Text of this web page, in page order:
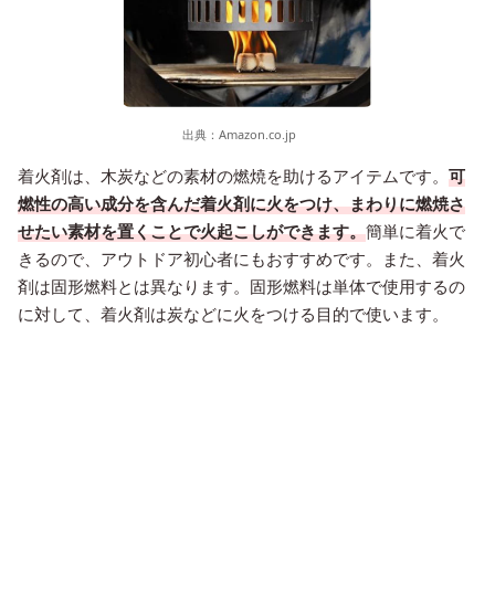
出典： Amazon.co.jp
着火剤は、木炭などの素材の燃焼を助けるアイテムです。 可
燃性の高い成分を含んだ着火剤に火をつけ、まわりに燃焼さ
せたい素材を置くことで火起こしができます。簡単に着火で
きるので、アウトドア初心者にもおすすめです。また、着火
剤は固形燃料とは異なります。固形燃料は単体で使用するの
に対して、着火剤は炭などに火をつける目的で使います。